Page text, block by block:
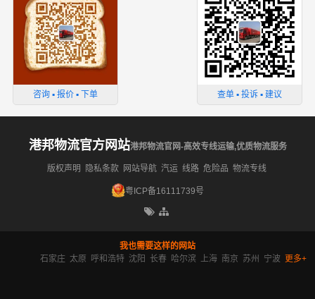
咨询 ▪ 报价 ▪ 下单 查单 ▪ 投诉 ▪ 建议
港邦物流官方网站港邦物流官网-高效专线运输,优质物流服务
版权声明 隐私条款 网站导航 汽运 线路 危险品 物流专线
粤ICP备16111739号
我也需要这样的网站
石家庄 太原 呼和浩特 沈阳 长春 哈尔滨 上海 南京 苏州 宁波 更多+